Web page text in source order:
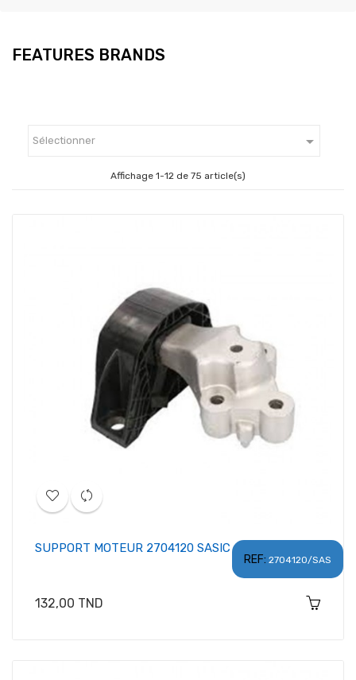
FEATURES BRANDS
Sélectionner 
Affichage 1-12 de 75 article(s)
REF: 2704120/SAS
SUPPORT MOTEUR 2704120 SASIC
Prix
132,00 TND